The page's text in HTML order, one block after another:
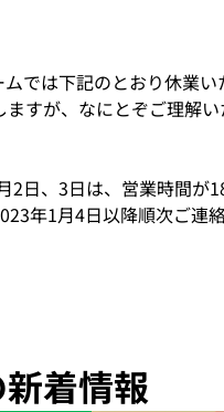
では下記のとおり休業い
すが、なにとぞご理解い
日、3日は、営業時間が
年1月4日以降順次ご連絡
着情報